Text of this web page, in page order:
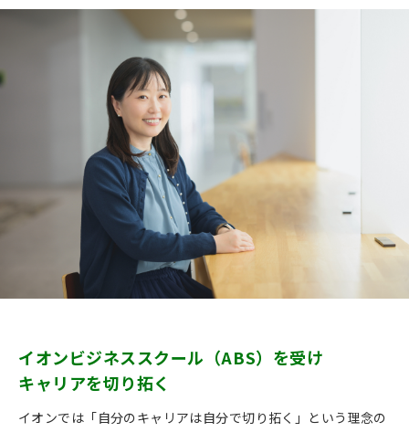
イオンビジネススクール（ABS）を受け
キャリアを切り拓く
イオンでは「自分のキャリアは自分で切り拓く」という理念の